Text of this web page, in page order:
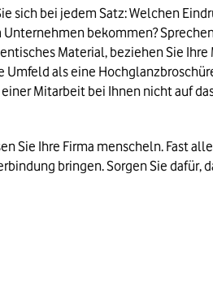
sich bei jedem Satz: Welchen
bekommen?
Material, beziehen Sie
Umfeld als eine
Mitarbeit bei Ihnen nicht auf
Sie Ihre Firma menscheln. Fast
bringen. Sorgen Sie dafür,